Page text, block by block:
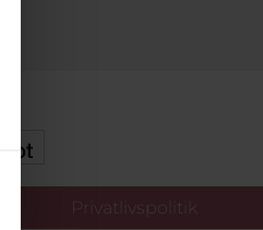
Privatlivspolitik